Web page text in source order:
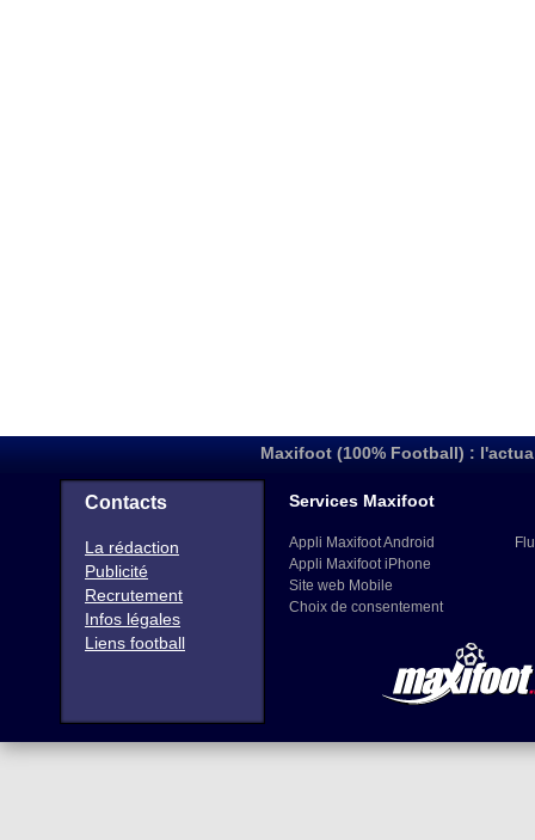
Maxifoot (100% Football) :
Contacts
La rédaction
Publicité
Recrutement
Infos légales
Liens football
Services Maxifoot
Appli Maxifoot Android
Appli Maxifoot iPhone
Site web Mobile
Choix de consentement